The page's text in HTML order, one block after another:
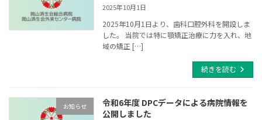
2025年10月1日
2025年10月1日より、歯科口腔外科を開設しま
した。 当院では特に顎矯正治療に力を入れ、地
域の矯正 […]
続きを読む
お知らせ
令和6年度 DPCデータによる病院情報を
公開しました